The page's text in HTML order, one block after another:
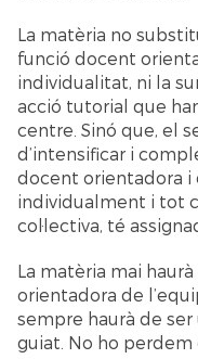
La matèria no
funció docent
individualitat, ni la
acció tutorial que
centre. Sinó que, el
d’intensificar i
docent orientadora i
individualment i tot
col·lectiva, té
La matèria mai
orientadora de
sempre haurà de
guiat. No ho